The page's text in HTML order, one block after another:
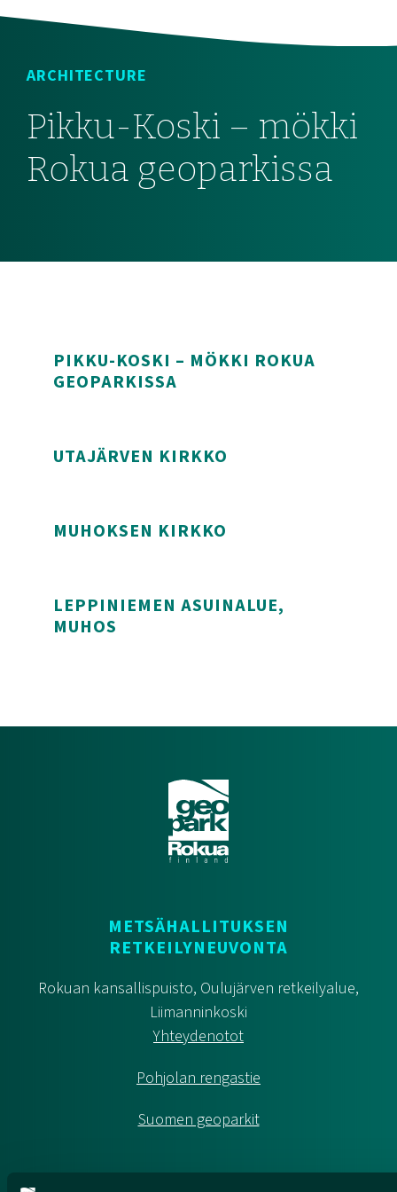
ARCHITECTURE
Pikku-Koski – mökki
Rokua geoparkissa
PIKKU-KOSKI – MÖKKI ROKUA
GEOPARKISSA
UTAJÄRVEN KIRKKO
MUHOKSEN KIRKKO
LEPPINIEMEN ASUINALUE,
MUHOS
METSÄHALLITUKSEN
RETKEILYNEUVONTA
Rokuan kansallispuisto, Oulujärven retkeilyalue,
Liimanninkoski
Yhteydenotot
Pohjolan rengastie
Suomen geoparkit